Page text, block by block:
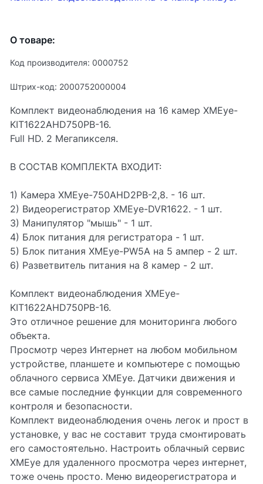
О товаре:
Код производителя: 0000752
Штрих-код: 2000752000004
Комплект видеонаблюдения на 16 камер XMEye-
KIT1622AHD750PB-16.
Full HD. 2 Мегапикселя.
В СОСТАВ КОМПЛЕКТА ВХОДИТ:
1) Камера XMEye-750AHD2PB-2,8. - 16 шт.
2) Видеорегистратор XMEye-DVR1622. - 1 шт.
3) Манипулятор "мышь" - 1 шт.
4) Блок питания для регистратора - 1 шт.
5) Блок питания XMEye-PW5A на 5 ампер - 2 шт.
6) Разветвитель питания на 8 камер - 2 шт.
Комплект видеонаблюдения XMEye-
KIT1622AHD750PB-16.
Это отличное решение для мониторинга любого
объекта.
Просмотр через Интернет на любом мобильном
устройстве, планшете и компьютере с помощью
облачного сервиса XMEye. Датчики движения и
все самые последние функции для современного
контроля и безопасности.
Комплект видеонаблюдения очень легок и прост в
установке, у вас не составит труда смонтировать
его самостоятельно. Настроить облачный сервис
XMEye для удаленного просмотра через интернет,
тоже очень просто. Меню видеорегистратора и